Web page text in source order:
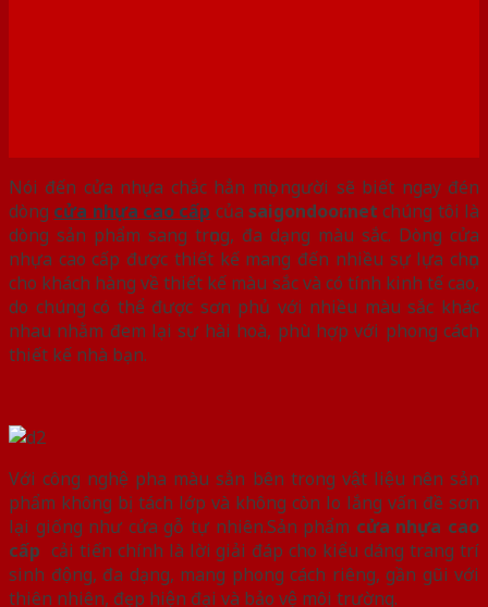
Nói đến cửa nhựa chắc hẳn mọi người sẽ biết ngay đén
dòng cửa nhựa cao cấp củasaigondoor.net chúng tôi là
dòng sản phẩm sang trọng, đa dạng màu sắc. Dòng cửa
nhựa cao cấp được thiết kế mang đến nhiều sự lựa chọn
cho khách hàng về thiết kế màu sắc và có tính kinh tế cao,
do chúng có thể được sơn phủ với nhiều màu sắc khác
nhau nhằm đem lại sự hài hoà, phù hợp với phong cách
thiết kế nhà bạn.
Với công nghệ pha màu sẳn bên trong vật liệu nên sản
phẩm không bị tách lớp và không còn lo lắng vấn đề sơn
lại giống như cửa gỗ tự nhiên.Sản phẩm cửa nhựa cao
cấp cải tiến chính là lời giải đáp cho kiểu dáng trang trí
sinh động, đa dạng, mang phong cách riêng, gần gũi với
thiên nhiên, đẹp hiện đại và bảo vệ môi trường.